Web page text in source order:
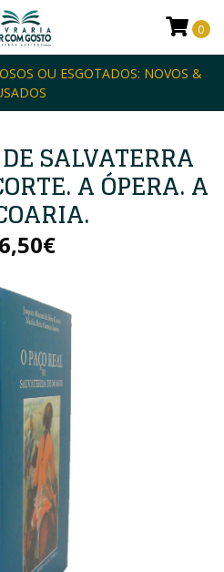
OU ESGOTADOS: NOVOS &
0
SALVATERRA
A ÓPERA. A